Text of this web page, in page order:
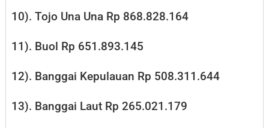
10). Tojo Una Una Rp 868.828.164
11). Buol Rp 651.893.145
12). Banggai Kepulauan Rp 508.311.644
13). Banggai Laut Rp 265.021.179